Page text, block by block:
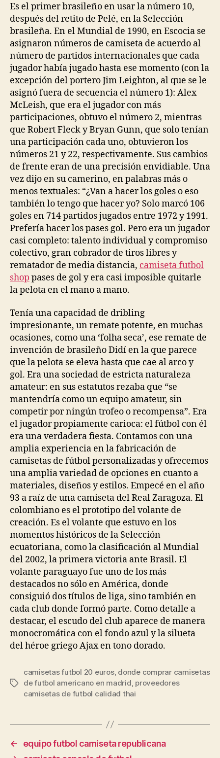
Es el primer brasileño en usar la número 10,
después del retito de Pelé, en la Selección
brasileña. En el Mundial de 1990, en Escocia se
asignaron números de camiseta de acuerdo al
número de partidos internacionales que cada
jugador había jugado hasta ese momento (con la
excepción del portero Jim Leighton, al que se le
asignó fuera de secuencia el número 1): Alex
McLeish, que era el jugador con más
participaciones, obtuvo el número 2, mientras
que Robert Fleck y Bryan Gunn, que solo tenían
una participación cada uno, obtuvieron los
números 21 y 22, respectivamente. Sus cambios
de frente eran de una precisión envidiable. Una
vez dijo en su camerino, en palabras más o
menos textuales: “¿Van a hacer los goles o eso
también lo tengo que hacer yo? Solo marcó 106
goles en 714 partidos jugados entre 1972 y 1991.
Prefería hacer los pases gol. Pero era un jugador
casi completo: talento individual y compromiso
colectivo, gran cobrador de tiros libres y
rematador de media distancia, camiseta futbol
shop pases de gol y era casi imposible quitarle
la pelota en el mano a mano.
Tenía una capacidad de dribling
impresionante, un remate potente, en muchas
ocasiones, como una ‘folha seca’, ese remate de
invención de brasileño Didí en la que parece
que la pelota se eleva hasta que cae al arco y
gol. Era una sociedad de estricta naturaleza
amateur: en sus estatutos rezaba que “se
mantendría como un equipo amateur, sin
competir por ningún trofeo o recompensa”. Era
el jugador propiamente carioca: el fútbol con él
era una verdadera fiesta. Contamos con una
amplia experiencia en la fabricación de
camisetas de fútbol personalizadas y ofrecemos
una amplia variedad de opciones en cuanto a
materiales, diseños y estilos. Empecé en el año
93 a raíz de una camiseta del Real Zaragoza. El
colombiano es el prototipo del volante de
creación. Es el volante que estuvo en los
momentos históricos de la Selección
ecuatoriana, como la clasificación al Mundial
del 2002, la primera victoria ante Brasil. El
volante paraguayo fue uno de los más
destacados no sólo en América, donde
consiguió dos títulos de liga, sino también en
cada club donde formó parte. Como detalle a
destacar, el escudo del club aparece de manera
monocromática con el fondo azul y la silueta
del héroe griego Ajax en tono dorado.
Etiquetas
camisetas futbol 20 euros, donde comprar camisetas
de futbol americano en madrid, proveedores
camisetas de futbol calidad thai
←
equipo futbol camiseta republicana